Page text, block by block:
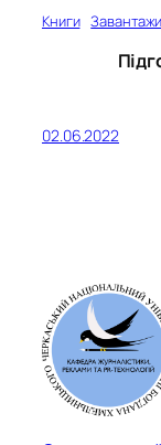
Книги
02.06.2022